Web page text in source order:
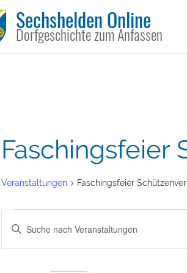
Sechshelden Online
Dorfgeschichte zum Anfassen
Faschingsfeier
Veranstaltungen Faschingsfeier
Veranstaltungen
für
Veranstaltungen
Suche
Bitte
Schlüsselwort